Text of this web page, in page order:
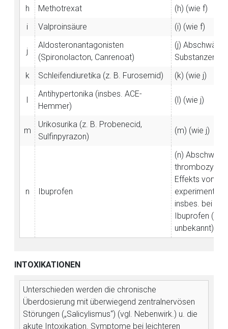
h
Methotrexat
(h) (wie f)
i
Valproinsäure (i) (wie f)
j
Aldosteronantagonisten
(Spironolacton, Canrenoat)
(j)
Substanzen
k
Schleifendiuretika (z. B. Furosemid) (k) (wie j)
l
Antihypertonika (insbes. ACE-
Hemmer)
(l) (wie j)
m
Urikosurika (z. B. Probenecid,
Sulfinpyrazon)
(m) (wie j)
n Ibuprofen
(n)
Effekts von
insbes. bei
Ibuprofen
unbekannt)
INTOXIKATIONEN
Unterschieden werden die chronische
Überdosierung mit überwiegend zentralnervösen
Störungen („Salicylismus“) (vgl. Nebenwirk.) u. die
akute Intoxikation. Symptome bei leichteren